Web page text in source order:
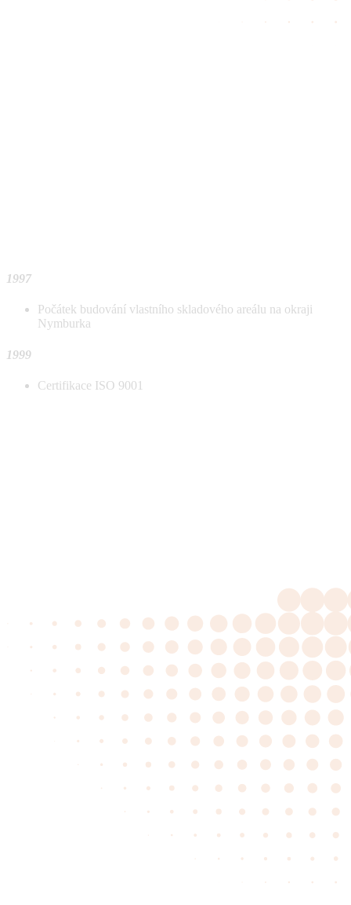
1997
Počátek budování vlastního skladového areálu na okraji
Nymburka
1999
Certifikace ISO 9001